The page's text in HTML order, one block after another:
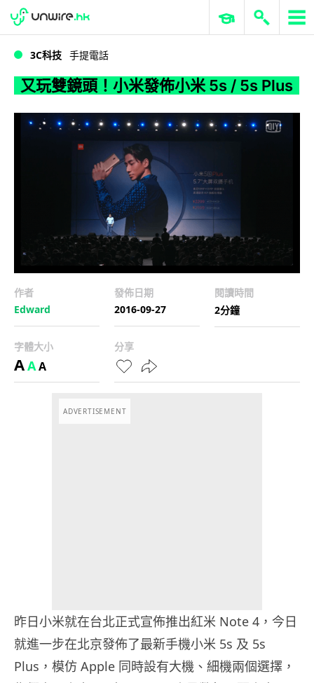
又玩雙鏡頭！小米發佈小米 5s / 5s Plus
WWDC 2026 ERP 與商業 AI
3C科技 手提電話
又玩雙鏡頭！小米發佈小米 5s / 5s Plus
作者
Edward
發佈日期
2016-09-27
閱讀時間
2分鐘
字體大小
AAA
分享
ADVERTISEMENT
昨日小米就在台北正式宣佈推出紅米 Note 4，今日
就進一步在北京發佈了最新手機小米 5s 及 5s
Plus，模仿 Apple 同時設有大機、細機兩個選擇，